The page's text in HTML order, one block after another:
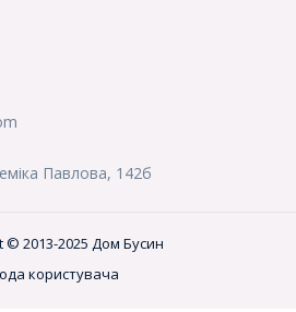
Павлова, 142б
© 2013-2025 Дом Бусин
користувача